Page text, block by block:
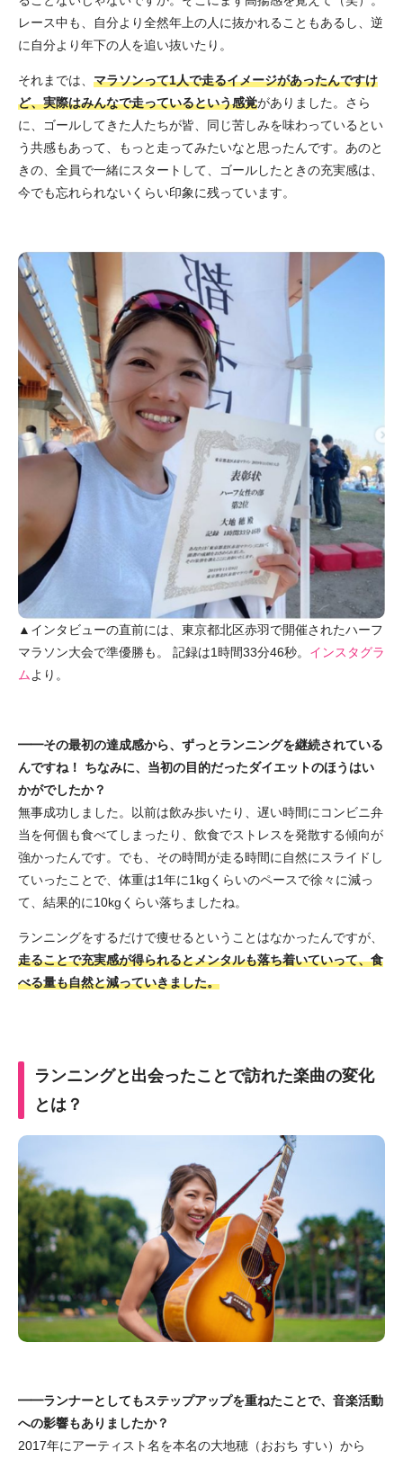
レース中も、自分より全然年上の人に抜かれることもあるし、逆
に自分より年下の人を追い抜いたり。
それまでは、 マラソンって1人で走るイメージがあったんですけ
ど、実際はみんなで走っているという感覚がありました。さら
に、ゴールしてきた人たちが皆、同じ苦しみを味わっているとい
う共感もあって、もっと走ってみたいなと思ったんです。あのと
きの、全員で一緒にスタートして、ゴールしたときの充実感は、
今でも忘れられないくらい印象に残っています。
▲インタビューの直前には、東京都北区赤羽で開催されたハーフ
マラソン大会で準優勝も。 記録は1時間33分46秒。 インスタグラ
ム より。
━━その最初の達成感から、ずっとランニングを継続されている
んですね！ ちなみに、当初の目的だったダイエットのほうはい
かがでしたか？
無事成功しました。以前は飲み歩いたり、遅い時間にコンビニ弁
当を何個も食べてしまったり、飲食でストレスを発散する傾向が
強かったんです。でも、その時間が走る時間に自然にスライドし
ていったことで、体重は1年に1kgくらいのペースで徐々に減っ
て、結果的に10kgくらい落ちましたね。
ランニングをするだけで痩せるということはなかったんですが、
走ることで充実感が得られるとメンタルも落ち着いていって、食
べる量も自然と減っていきました。
ランニングと出会ったことで訪れた楽曲の変化
とは？
━━ランナーとしてもステップアップを重ねたことで、音楽活動
への影響もありましたか？
2017年にアーティスト名を本名の大地穂（おおち すい）から